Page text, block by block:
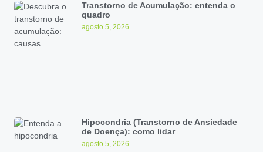
Transtorno de Acumulação: entenda o
quadro
agosto 5, 2026
Hipocondria (Transtorno de Ansiedade
de Doença): como lidar
agosto 5, 2026